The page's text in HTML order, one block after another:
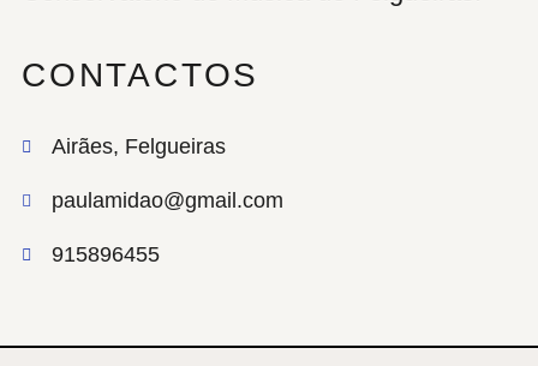
CONTACTOS
Airães, Felgueiras
paulamidao@gmail.com
915896455